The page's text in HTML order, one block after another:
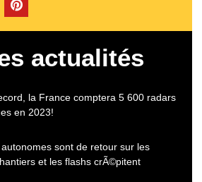
actualités
la France comptera 5 600 radars
en 2023!
sont de retour sur les
et les flashs crÃ©pitent